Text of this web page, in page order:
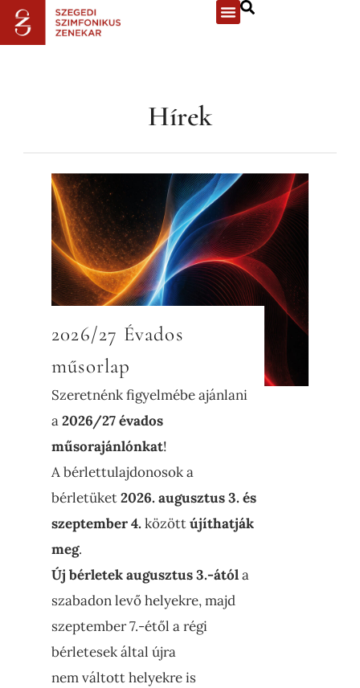
Hírek
2026/27 Évados
műsorlap
Szeretnénk figyelmébe ajánlani
a2026/27 évados
műsorajánlónkat!
A bérlettulajdonosok a
bérletüket2026. augusztus 3. és
szeptember 4. közöttújíthatják
meg.
Új bérletek augusztus 3.-átóla
szabadon levő helyekre, majd
szeptember 7.-étől a régi
bérletesek által újra
nem váltott helyekre is